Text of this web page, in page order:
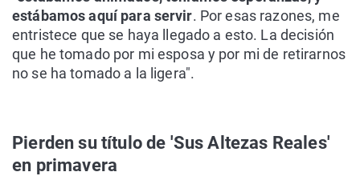
estábamos aquí para servir. Por esas razones, me
entristece que se haya llegado a esto. La decisión
que he tomado por mi esposa y por mi de retirarnos
no se ha tomado a la ligera".
Pierden su título de 'Sus Altezas Reales'
en primavera